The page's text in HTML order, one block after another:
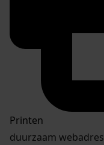
Printen
duurzaam webadres